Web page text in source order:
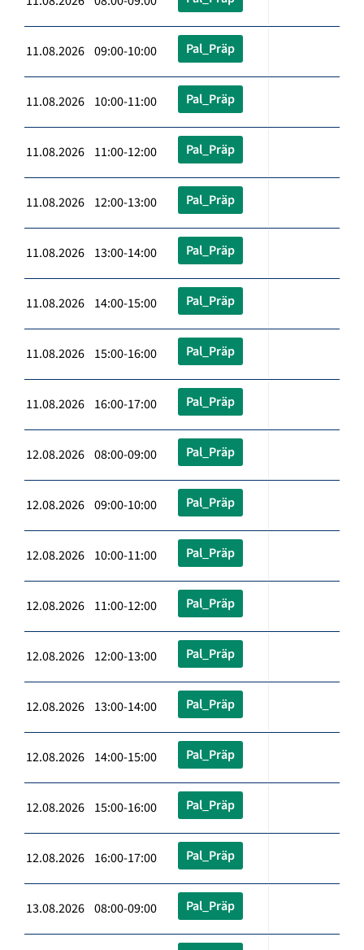
11.08.2026 09:00-10:00 Pal_Präp
11.08.2026 10:00-11:00 Pal_Präp
11.08.2026 11:00-12:00 Pal_Präp
11.08.2026 12:00-13:00 Pal_Präp
11.08.2026 13:00-14:00 Pal_Präp
11.08.2026 14:00-15:00 Pal_Präp
11.08.2026 15:00-16:00 Pal_Präp
11.08.2026 16:00-17:00 Pal_Präp
12.08.2026 08:00-09:00 Pal_Präp
12.08.2026 09:00-10:00 Pal_Präp
12.08.2026 10:00-11:00 Pal_Präp
12.08.2026 11:00-12:00 Pal_Präp
12.08.2026 12:00-13:00 Pal_Präp
12.08.2026 13:00-14:00 Pal_Präp
12.08.2026 14:00-15:00 Pal_Präp
12.08.2026 15:00-16:00 Pal_Präp
12.08.2026 16:00-17:00 Pal_Präp
13.08.2026 08:00-09:00 Pal_Präp